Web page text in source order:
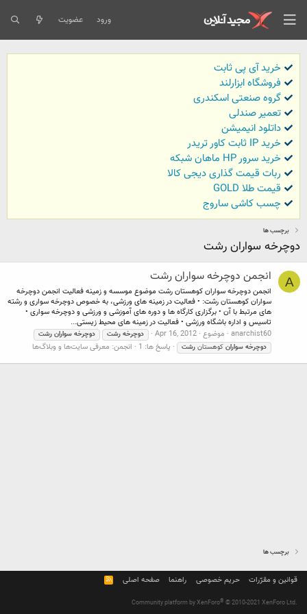
ورود عضویت
خرید آی پی ثابت
فروشگاه ابزارلند
گروه صنعتی اسکندری
تعمیر صندلی
داتلود انیمیشن
خرید IP ثابت کاور تریدر
خرید سرور HP ماهان شبکه
ربات قیمت گذاری دیجی کالا
قیمت طلا GOLD
چسب کاشی ساروج
برچسب ها
دوچرخه سواران رشت
A انجمن دوچرخه سواران رشت
انجمن دوچرخه سواران کوهستان رشت موضوع موسسه و زمینه فعالیت انجمن دوچرخه
سواران کوهستان رشت: • فعالیت در زمینه های ورزشی، به خصوص دوچرخه سواری و رشته
های مرتبط با آن • برگزاری کارگاه ها و دوره های آموزشی و ورزشی و دوچرخه سواری •
تاسیس و اداره باشگاه ورزشی • فعالیت در زمینه های محیط زیستی...
anarchist60 موضوع Apr 16, 2012 دوچرخه رشت دوچرخه سواران رشت
دوچرخه سواران کوهستان رشت پاسخ ها: 1 انجمن: معرفی سایت‌ها و وبلاگ‌ها
برچسب ها
قوانین و مقرّرات حریم خصوصی راهنما صفحه اصلی
R
S
Community platform by XenForo® © 2010-2021 XenForo Ltd.